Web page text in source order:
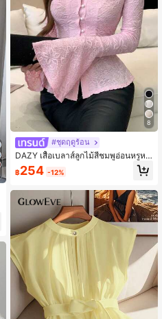
8
#ชุดฤดูร้อน
DAZY เสื้อเบลาส์ลูกไม้สีชมพูอ่อนหรูหร
า สำหรับเดท,แฟชั่นลำลองฤดูใบไม้ร่วง
ฤดูใบไม้ผลิ & ฤดูร้อน พร้อมแขนบาน,ช
สำหรับงานแต่งงาน
฿254 -12%